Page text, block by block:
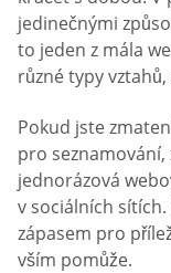
jedinečnými
to jeden z mála
různé typy
Pokud jste
pro seznamování,
jednorázová
v sociálních
zápasem pro
vším pomůže.